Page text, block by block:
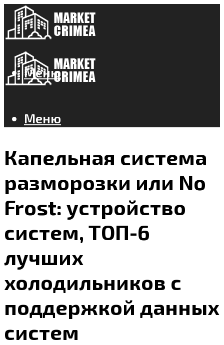
Меню
Меню
Капельная система
разморозки или No
Frost: устройство
систем, ТОП-6
лучших
холодильников с
поддержкой данных
систем